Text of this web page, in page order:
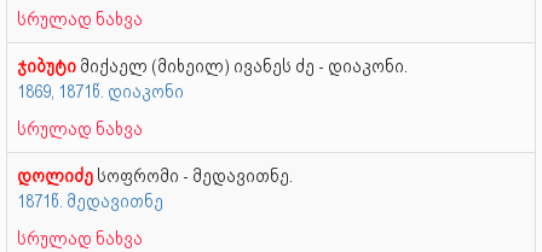
სრულად ნახვა
ჯიბუტი მიქაელ (მიხეილ) ივანეს ძე - დიაკონი.
1869, 1871წ. დიაკონი
სრულად ნახვა
დოლიძე სოფრომი - მედავითნე.
1871წ. მედავითნე
სრულად ნახვა